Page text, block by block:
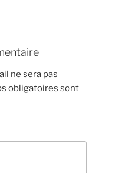
ne sera pas
obligatoires sont